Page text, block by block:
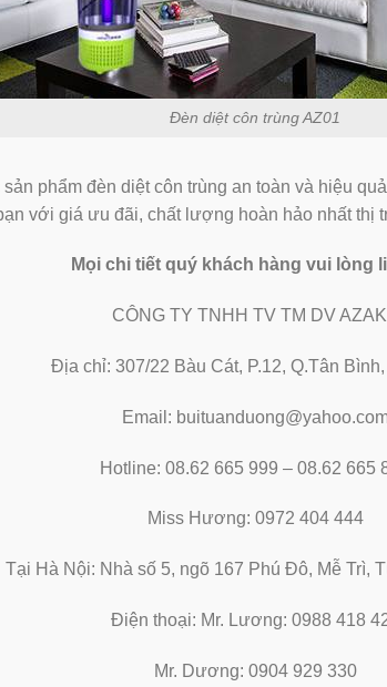
Đèn diệt côn trùng AZ01
phẩm đèn diệt côn trùng an toàn và hiệu
với giá ưu đãi, chất lượng hoàn hảo nhất thị
Mọi chi tiết quý khách hàng vui lòng
CÔNG TY TNHH TV TM DV
Địa chỉ: 307/22 Bàu Cát, P.12, Q.Tân Bình,
Email:
Hotline: 08.62 665 999 – 08.62 665
Miss Hương: 0972 404 444
Tại Hà Nội: Nhà số 5, ngõ 167 Phú Đô, Mễ Trì,
Điện thoại: Mr. Lương: 0988 418
Mr. Dương: 0904 929 330